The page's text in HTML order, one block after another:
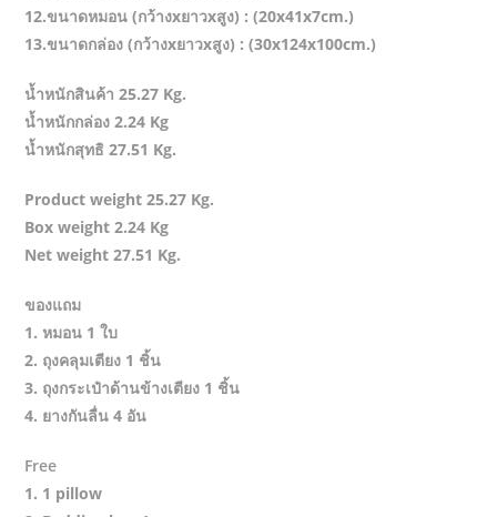
12.ขนาดหมอน (กว้างxยาวxสูง) : (20x41x7cm.)
13.ขนาดกล่อง (กว้างxยาวxสูง) : (30x124x100cm.)
น้ำหนักสินค้า 25.27 Kg.
น้ำหนักกล่อง 2.24 Kg
น้ำหนักสุทธิ 27.51 Kg.
Product weight 25.27 Kg.
Box weight 2.24 Kg
Net weight 27.51 Kg.
ของแถม
1. หมอน 1 ใบ
2. ถุงคลุมเตียง 1 ชิ้น
3. ถุงกระเป๋าด้านข้างเตียง 1 ชิ้น
4. ยางกันลื่น 4 อัน
Free
1. 1 pillow